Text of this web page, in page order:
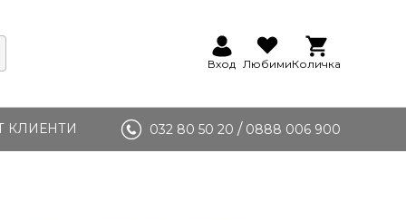
Вход ЛюбимиКоличка
КЛИЕНТИ 032 80 50 20 / 0888 006 900